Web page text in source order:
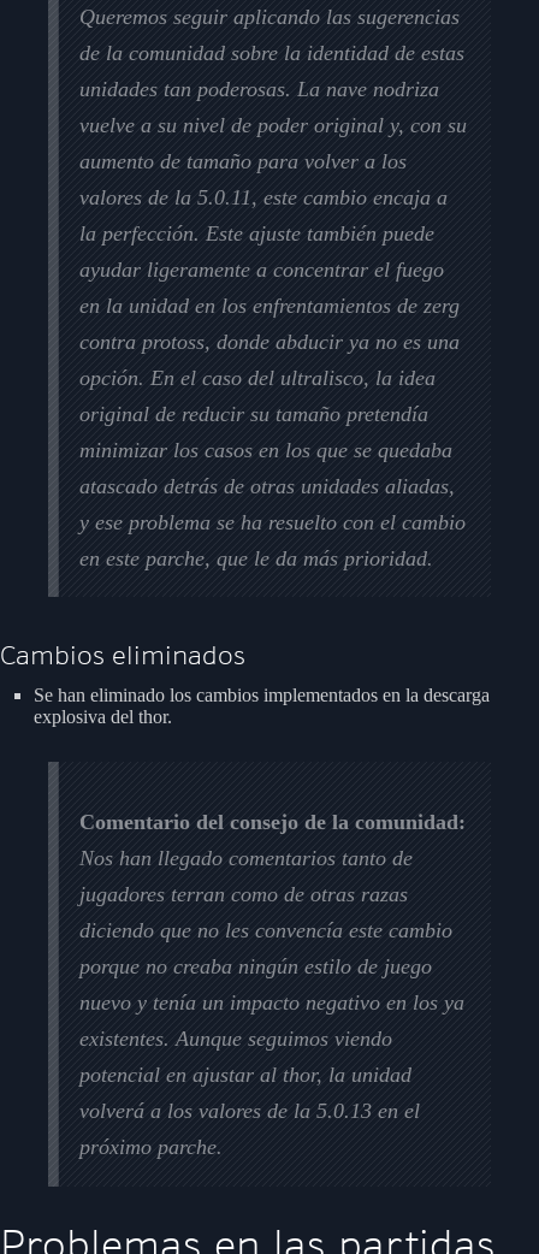
Queremos seguir aplicando las sugerencias
de la comunidad sobre la identidad de estas
unidades tan poderosas. La nave nodriza
vuelve a su nivel de poder original y, con su
aumento de tamaño para volver a los
valores de la 5.0.11, este cambio encaja a
la perfección. Este ajuste también puede
ayudar ligeramente a concentrar el fuego
en la unidad en los enfrentamientos de zerg
contra protoss, donde abducir ya no es una
opción. En el caso del ultralisco, la idea
original de reducir su tamaño pretendía
minimizar los casos en los que se quedaba
atascado detrás de otras unidades aliadas,
y ese problema se ha resuelto con el cambio
en este parche, que le da más prioridad.
Cambios eliminados
Se han eliminado los cambios implementados en la descarga
explosiva del thor.
Comentario del consejo de la comunidad:
Nos han llegado comentarios tanto de
jugadores terran como de otras razas
diciendo que no les convencía este cambio
porque no creaba ningún estilo de juego
nuevo y tenía un impacto negativo en los ya
existentes. Aunque seguimos viendo
potencial en ajustar al thor, la unidad
volverá a los valores de la 5.0.13 en el
próximo parche.